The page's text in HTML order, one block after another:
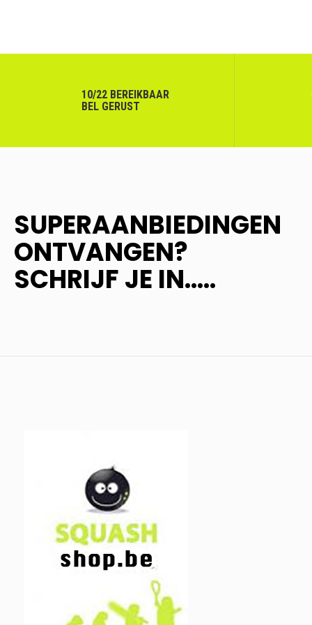
10/22 BEREIKBAAR
BEL GERUST
SUPERAANBIEDINGEN
ONTVANGEN?
SCHRIJF JE IN.....